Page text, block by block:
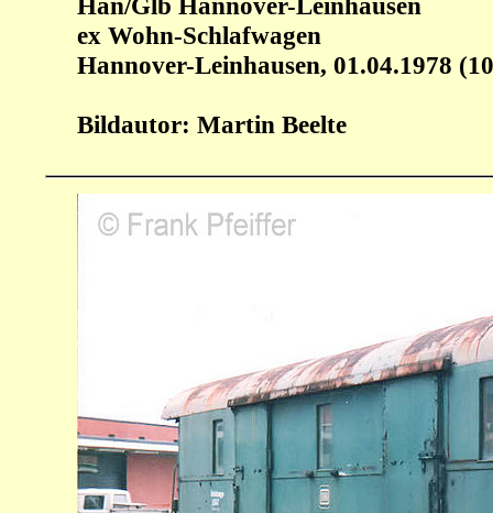
ex Wohn-Schlafwagen
Hannover-Leinhausen, 01.04.1978
Bildautor: Martin Beelte